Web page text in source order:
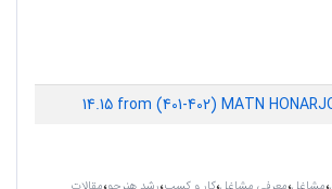
14.15 from (401-402) MATN